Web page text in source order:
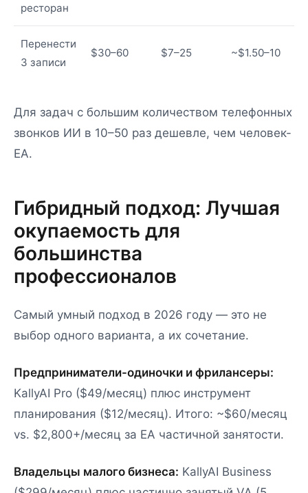
ресторан
Перенести
3 записи
$30–60 $7–25 ~$1.50–10
Для задач с большим количеством телефонных
звонков ИИ в 10–50 раз дешевле, чем человек-
EA.
Гибридный подход: Лучшая
окупаемость для
большинства
профессионалов
Самый умный подход в 2026 году — это не
выбор одного варианта, а их сочетание.
Предприниматели-одиночки и фрилансеры:
KallyAI Pro ($49/месяц) плюс инструмент
планирования ($12/месяц). Итого: ~$60/месяц
vs. $2,800+/месяц за EA частичной занятости.
Владельцы малого бизнеса: KallyAI Business